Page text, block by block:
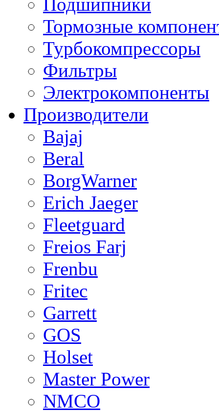
Тормозные
Турбокомпрессоры
Фильтры
Электрокомпоненты
Производители
Bajaj
Beral
BorgWarner
Erich Jaeger
Fleetguard
Freios Farj
Frenbu
Fritec
Garrett
GOS
Holset
Master Power
NMCO